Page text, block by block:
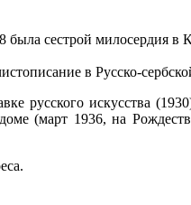
сестрой милосердия в
в Русско-
русского искусства
(март 1936, на